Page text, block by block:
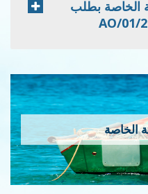
الخاصة بطلب
الخاصة